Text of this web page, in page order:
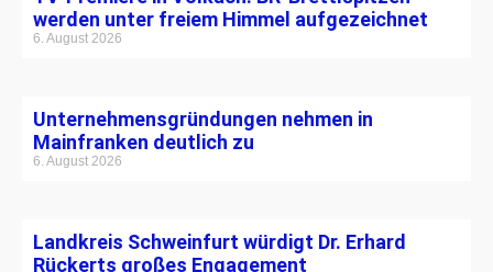
werden unter freiem Himmel aufgezeichnet
6. August 2026
Unternehmensgründungen nehmen in
Mainfranken deutlich zu
6. August 2026
Landkreis Schweinfurt würdigt Dr. Erhard
Rückerts großes Engagement